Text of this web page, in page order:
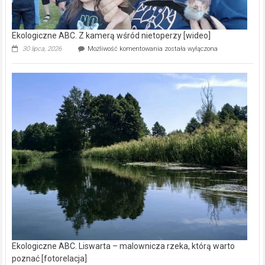
Ekologiczne ABC. Z kamerą wśród nietoperzy [wideo]
30 lipca, 2026 Możliwość komentowania Ekologiczne
kamerą
wśród
została wyłączona
Ekologiczne ABC. Liswarta – malownicza rzeka, którą warto
poznać [fotorelacja]